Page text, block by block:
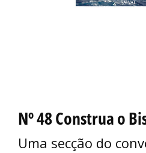
Nº 48 Construa o
Uma secção do